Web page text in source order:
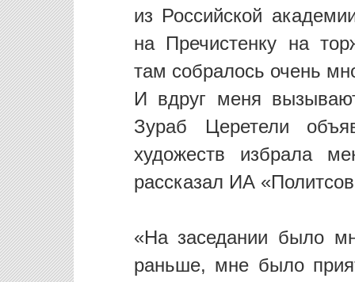
из Российской
на Пречистенку на
там собралось очень
И вдруг меня
Зураб Церетели
художеств избрала
рассказал ИА
«На заседании было
раньше, мне было